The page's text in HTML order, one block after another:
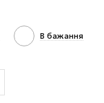
В бажання